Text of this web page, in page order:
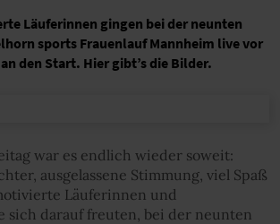
Läuferinnen gingen bei der neunten
sports Frauenlauf Mannheim live vor
den Start. Hier gibt’s die Bilder.
war es endlich wieder soweit:
ausgelassene Stimmung, viel Spaß
Läuferinnen und
sich darauf freuten, bei der neunten